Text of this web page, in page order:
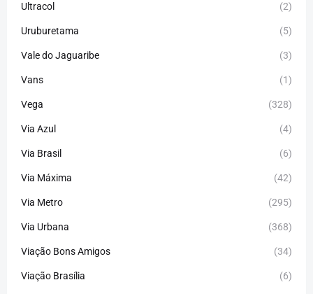
Ultracol (2)
Uruburetama (5)
Vale do Jaguaribe (3)
Vans (1)
Vega (328)
Via Azul (4)
Via Brasil (6)
Via Máxima (42)
Via Metro (295)
Via Urbana (368)
Viação Bons Amigos (34)
Viação Brasília (6)